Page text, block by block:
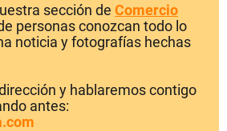
sección de Comercio
personas conozcan todo lo
noticia y fotografías hechas
y hablaremos contigo
antes: